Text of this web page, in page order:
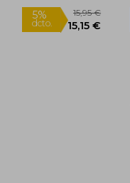
5%
dcto.
29,90 €
28,41 €
Blanda, Nuevo